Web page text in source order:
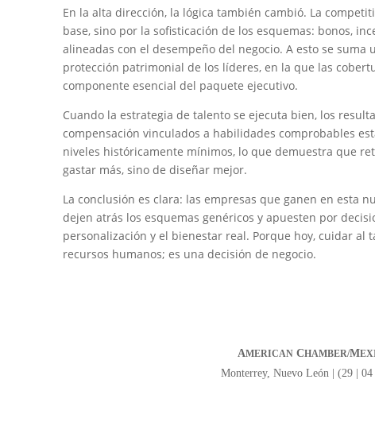
En la alta dirección, la lógica también cambió. La
base, sino por la sofisticación de los esquemas: bonos,
alineadas con el desempeño del negocio. A esto se
protección patrimonial de los líderes, en la que las
componente esencial del paquete ejecutivo.
Cuando la estrategia de talento se ejecuta bien, los
compensación vinculados a habilidades comprobables
niveles históricamente mínimos, lo que demuestra que
gastar más, sino de diseñar mejor.
La conclusión es clara: las empresas que ganen en esta
dejen atrás los esquemas genéricos y apuesten por
personalización y el bienestar real. Porque hoy, cuidar al
recursos humanos; es una decisión de negocio.
AMERICANCHAMBER/M
Monterrey, Nuevo León | (29 | 04